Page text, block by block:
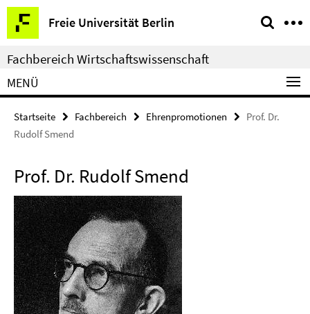
Springe
direkt
zu
Inhalt
Freie Universität Berlin
Service-
Navigation
Fachbereich Wirtschaftswissenschaft
MENÜ
Startseite Fachbereich Ehrenpromotionen
Prof. Dr.
Rudolf Smend
Prof. Dr. Rudolf Smend